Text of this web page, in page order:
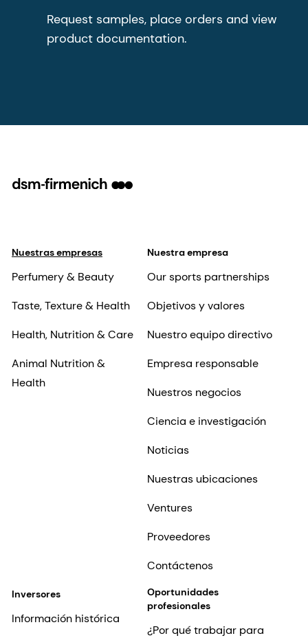
Request samples, place orders and view
product documentation.
Nuestras empresas
Perfumery & Beauty
Taste, Texture & Health
Health, Nutrition & Care
Animal Nutrition &
Health
Nuestra empresa
Our sports partnerships
Objetivos y valores
Nuestro equipo directivo
Empresa responsable
Nuestros negocios
Ciencia e investigación
Noticias
Nuestras ubicaciones
Ventures
Proveedores
Contáctenos
Inversores
Información histórica
Oportunidades
profesionales
¿Por qué trabajar para